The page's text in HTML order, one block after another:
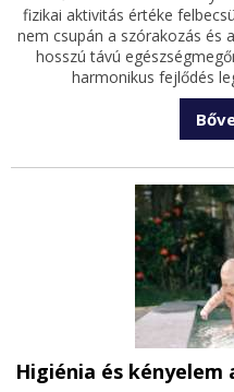
fizikai aktivitás értéke
nem csupán a szórakozás és
hosszú távú
harmonikus fejlődés
Higiénia és kényelem